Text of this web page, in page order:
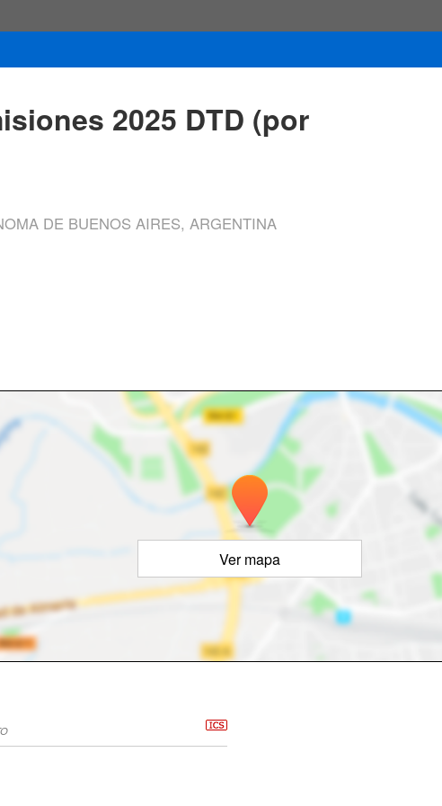
2025 DTD (por
DE BUENOS AIRES, ARGENTINA
Ver mapa